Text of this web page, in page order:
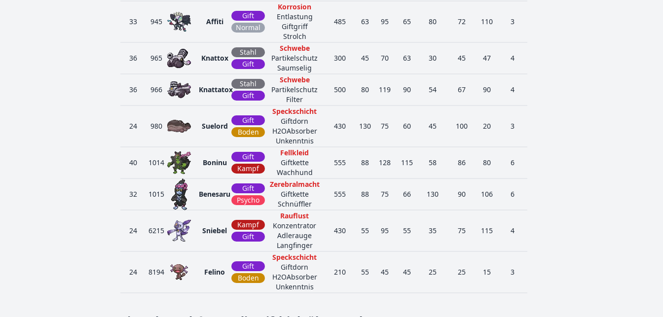
33 945 Affiti
Gift
Normal
Korrosion
Entlastung
Giftgriff
Strolch
485 63 95 65 80 72 110 3
36 965 Knattox
Stahl
Gift
Schwebe
Partikelschutz
Saumselig
300 45 70 63 30 45 47 4
36 966 Knattatox
Stahl
Gift
Schwebe
Partikelschutz
Filter
500 80 119 90 54 67 90 4
24 980 Suelord
Gift
Boden
Speckschicht
Giftdorn
H2OAbsorber
Unkenntnis
430 130 75 60 45 100 20 3
40 1014 Boninu
Gift
Kampf
Fellkleid
Giftkette
Wachhund
555 88 128 115 58 86 80 6
32 1015 Benesaru
Gift
Psycho
Zerebralmacht
Giftkette
Schnüffler
555 88 75 66 130 90 106 6
24 6215 Sniebel
Kampf
Gift
Rauflust
Konzentrator
Adlerauge
Langfinger
430 55 95 55 35 75 115 4
24 8194 Felino
Gift
Boden
Speckschicht
Giftdorn
H2OAbsorber
Unkenntnis
210 55 45 45 25 25 15 3